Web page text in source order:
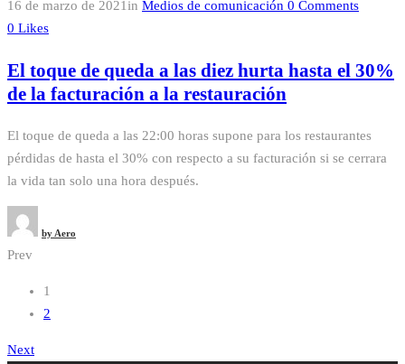
16 de marzo de 2021 in Medios de comunicación 0 Comments
0 Likes
El toque de queda a las diez hurta hasta el 30%
de la facturación a la restauración
El toque de queda a las 22:00 horas supone para los restaurantes
pérdidas de hasta el 30% con respecto a su facturación si se cerrara
la vida tan solo una hora después.
by Aero
Prev
Navegación
de
1
2
Next